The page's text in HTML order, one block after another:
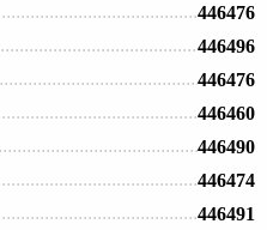
446476
446496
446476
446460
446490
446474
446491